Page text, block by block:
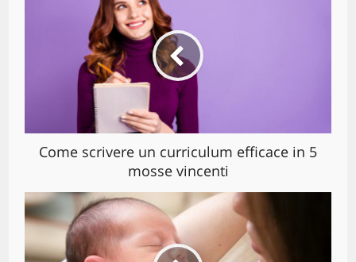
Come scrivere un curriculum efficace in 5
mosse vincenti